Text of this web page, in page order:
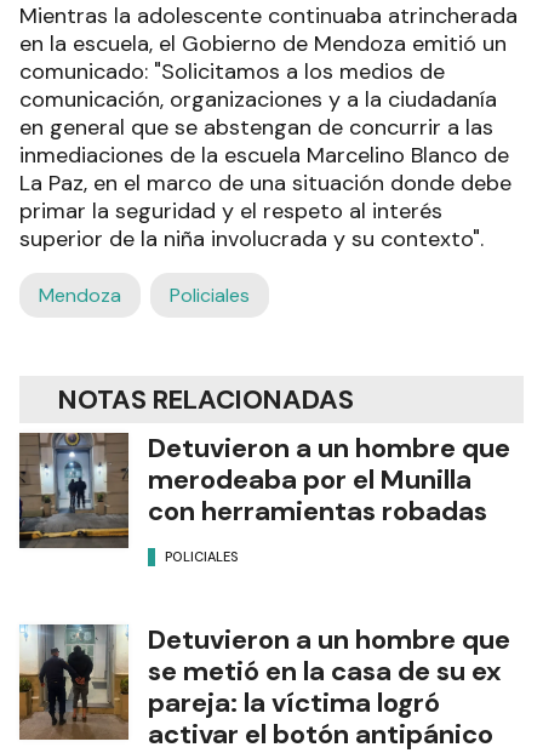
Mientras la adolescente continuaba atrincherada
en la escuela, el Gobierno de Mendoza emitió un
comunicado: "Solicitamos a los medios de
comunicación, organizaciones y a la ciudadanía
en general que se abstengan de concurrir a las
inmediaciones de la escuela Marcelino Blanco de
La Paz, en el marco de una situación donde debe
primar la seguridad y el respeto al interés
superior de la niña involucrada y su contexto".
Mendoza Policiales
NOTAS RELACIONADAS
Detuvieron a un hombre que
merodeaba por el Munilla
con herramientas robadas
POLICIALES
Detuvieron a un hombre que
se metió en la casa de su ex
pareja: la víctima logró
activar el botón antipánico